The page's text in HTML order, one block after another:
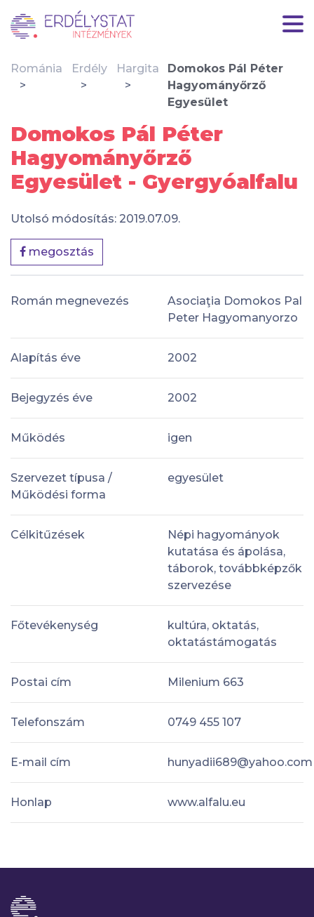
Románia Erdély Hargita
Domokos Pál Péter
Hagyományőrző
Egyesület
Domokos Pál Péter
Hagyományőrző
Egyesület - Gyergyóalfalu
Utolsó módosítás: 2019.07.09.
megosztás
Román megnevezés
Asociaţia Domokos Pal
Peter Hagyomanyorzo
Alapítás éve 2002
Bejegyzés éve 2002
Működés igen
Szervezet típusa /
Működési forma
egyesület
Célkitűzések
Népi hagyományok
kutatása és ápolása,
táborok, továbbképzők
szervezése
Főtevékenység
kultúra, oktatás,
oktatástámogatás
Postai cím Milenium 663
Telefonszám 0749 455 107
E-mail cím hunyadii689@yahoo.com
Honlap www.alfalu.eu